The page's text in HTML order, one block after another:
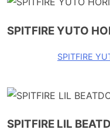
SPITFIRE YUTO
SPITFIRE
SPITFIRE LIL